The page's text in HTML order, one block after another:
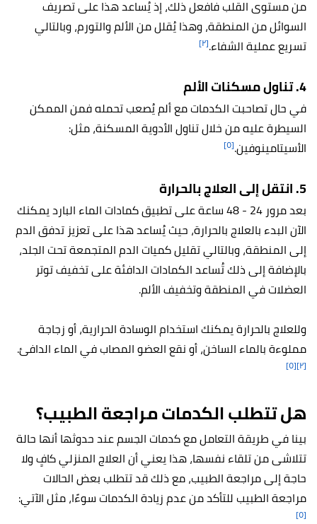
من مستوى القلب فافعل ذلك، إذ يُساعد هذا على تصريف
السوائل من المنطقة، وهذا يُقلل من الألم والتورم، وبالتالي
تسريع عملية الشفاء.[٢]
4. تناول مسكنات الألم
في حال تصاحبت الكدمات مع ألم يُصعب تحمله فمن الممكن
السيطرة عليه من خلال تناول الأدوية المسكنة، مثل:
الأسيتامينوفين.[٥]
5. انتقل إلى العلاج بالحرارة
بعد مرور 24 - 48 ساعة على تطبيق كمادات الماء البارد يمكنك
الآن البدء بالعلاج بالحرارة، حيث يُساعد هذا على تعزيز تدفق الدم
إلى المنطقة، وبالتالي تقليل كميات الدم المتجمعة تحت الجلد،
بالإضافة إلى ذلك تُساعد الكمادات الدافئة على تخفيف توتر
العضلات في المنطقة وتخفيف الألم.
وللعلاج بالحرارة يمكنك استخدام الوسادة الحرارية، أو زجاجة
مملوءة بالماء الساخن، أو نقع العضو المصاب في الماء الدافئ.
[٢] [٥]
هل تتطلب الكدمات مراجعة الطبيب؟
بينا في طريقة التعامل مع كدمات الجسم عند حدوثها أنها حالة
تتلاشى من تلقاء نفسها، هذا يعني أن العلاج المنزلي كافٍ ولا
حاجة إلى مراجعة الطبيب، مع ذلك قد تتطلب بعض الحالات
مراجعة الطبيب للتأكد من عدم زيادة الكدمات سوءًا، مثل الآتي:
[٥]